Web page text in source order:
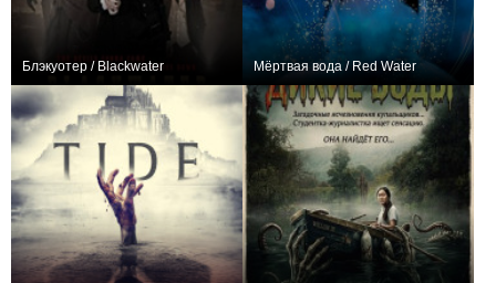
Блэкуотер / Blackwater Мёртвая вода / Red Water